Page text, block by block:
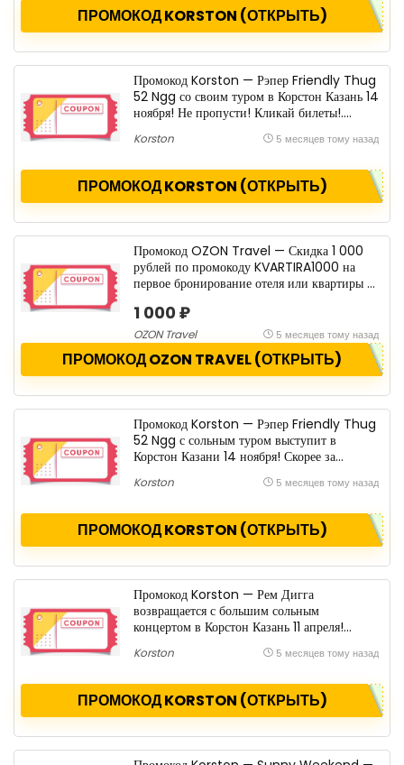
ПРОМОКОД KORSTON (ОТКРЫТЬ)
Промокод Korston — Рэпер Friendly Thug
52 Ngg со своим туром в Корстон Казань 14
ноября! Не пропусти! Кликай билеты!.
Korston 5 месяцев тому назад
ПРОМОКОД KORSTON (ОТКРЫТЬ)
Промокод OZON Travel — Скидка 1 000
рублей по промокоду KVARTIRA1000 на
первое бронирование отеля или квартиры от
1 000 ₽
OZON Travel 5 месяцев тому назад
ПРОМОКОД OZON TRAVEL (ОТКРЫТЬ)
Промокод Korston — Рэпер Friendly Thug
52 Ngg с сольным туром выступит в
Корстон Казани 14 ноября! Скорее за
Korston 5 месяцев тому назад
ПРОМОКОД KORSTON (ОТКРЫТЬ)
Промокод Korston — Рем Дигга
возвращается с большим сольным
концертом в Корстон Казань 11 апреля!
Скорее за билетами!. Скидка .
Korston 5 месяцев тому назад
ПРОМОКОД KORSTON (ОТКРЫТЬ)